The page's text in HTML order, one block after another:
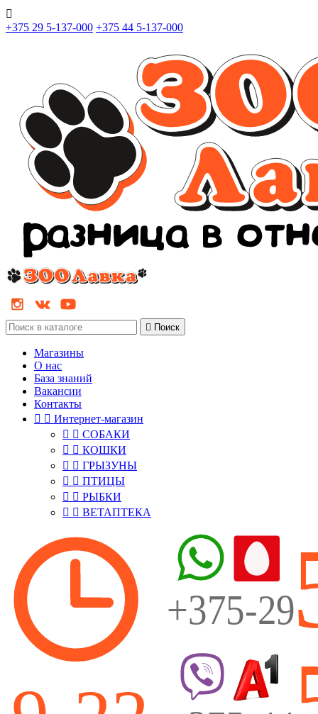

+375 29 5-137-000 +375 44 5-137-000
 Поиск
Магазины
О нас
База знаний
Вакансии
Контакты
  Интернет-магазин
  СОБАКИ
  КОШКИ
  ГРЫЗУНЫ
  ПТИЦЫ
  РЫБКИ
  ВЕТАПТЕКА